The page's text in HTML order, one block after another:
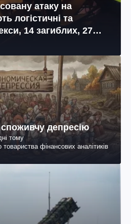
атаку на
логістичні та
14 загиблих, 27
депресію
тому
товариства фінансових аналітиків